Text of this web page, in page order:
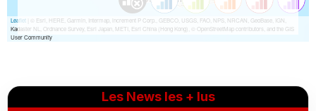
Les News les + lus